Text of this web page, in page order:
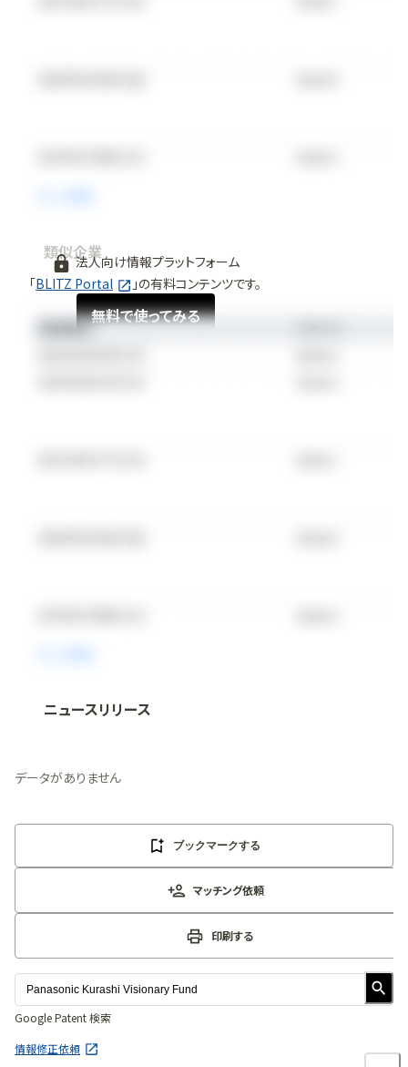
法人向け情報プラットフォーム
「BLITZ Portal 」の有料コンテンツです。
無料で使ってみる
類似企業
法人向け情報プラットフォーム
無料で使ってみる
ニュースリリース
データがありません
ブックマークする
マッチング依頼
印刷する
Google Patent 検索
情報修正依頼